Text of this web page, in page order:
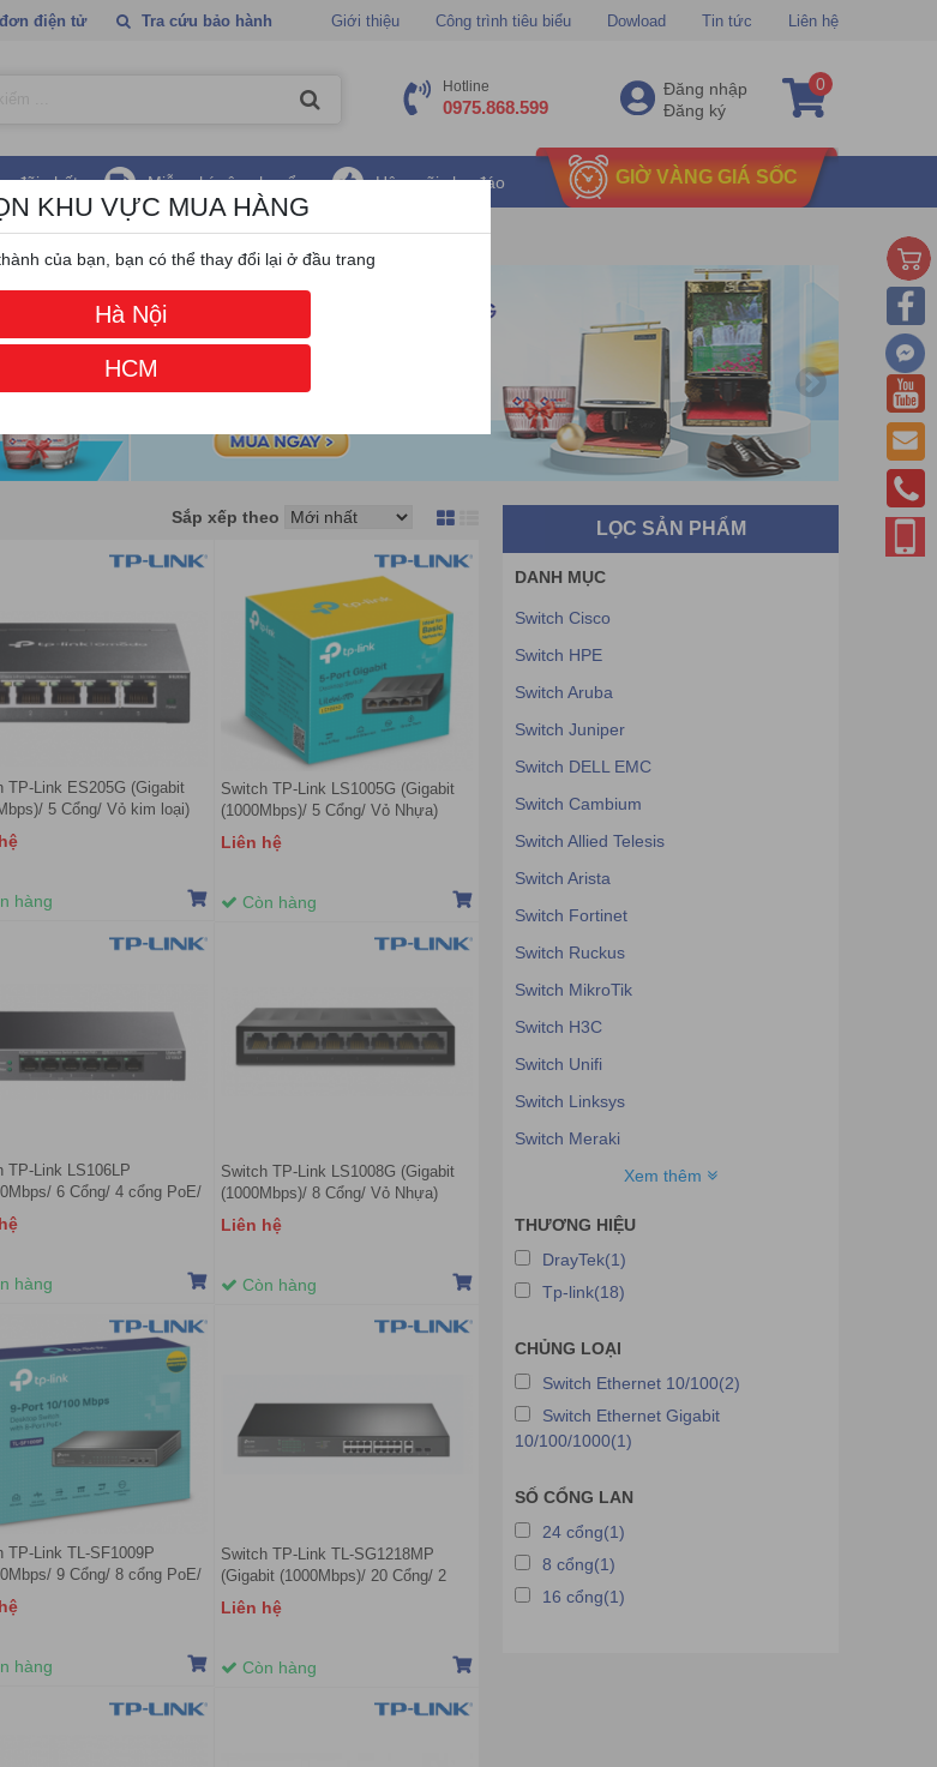
đơn điện tử Tra cứu bảo hành Giới thiệu Công trình tiêu biểu Dowload Tin tức Liên hệ
Hotline
0975.868.599
Đăng nhập
Đăng ký
0
đãi nhất Miễn phí vận chuyển Hậu mãi chu đáo GIỜ VÀNG GIÁ SỐC
Sắp xếp theo
TP-Link ES205G (Gigabit
5 Cổng/ Vỏ kim loại)
hàng
Switch TP-Link LS1005G (Gigabit
(1000Mbps)/ 5 Cổng/ Vỏ Nhựa)
Liên hệ
Còn hàng
TP-Link LS106LP
6 Cổng/ 4 cổng PoE/
loại)
hàng
Switch TP-Link LS1008G (Gigabit
(1000Mbps)/ 8 Cổng/ Vỏ Nhựa)
Liên hệ
Còn hàng
TP-Link TL-SF1009P
9 Cổng/ 8 cổng PoE/
hàng
Switch TP-Link TL-SG1218MP
(Gigabit (1000Mbps)/ 20 Cổng/ 2
SFP/ 16 cổng PoE/ Vỏ Thép)
Liên hệ
Còn hàng
LỌC SẢN PHẨM
DANH MỤC
Switch Cisco
Switch HPE
Switch Aruba
Switch Juniper
Switch DELL EMC
Switch Cambium
Switch Allied Telesis
Switch Arista
Switch Fortinet
Switch Ruckus
Switch MikroTik
Switch H3C
Switch Unifi
Switch Linksys
Switch Meraki
Switch Teltonika
Switch Tplink
Switch Tenda
Switch RUIJIE
Xem thêm
THƯƠNG HIỆU
DrayTek(1)
Tp-link(18)
CHỦNG LOẠI
Switch Ethernet 10/100(2)
Switch Ethernet Gigabit
10/100/1000(1)
SỐ CỔNG LAN
24 cổng(1)
8 cổng(1)
16 cổng(1)
KHU VỰC MUA HÀNG
của bạn, bạn có thể thay đổi lại ở đầu trang
Hà Nội
HCM